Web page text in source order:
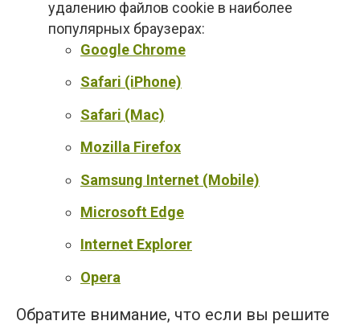
удалению файлов cookie в наиболее
популярных браузерах:
Google Chrome
Safari (iPhone)
Safari (Mac)
Mozilla Firefox
Samsung Internet (Mobile)
Microsoft Edge
Internet Explorer
Opera
Обратите внимание, что если вы решите